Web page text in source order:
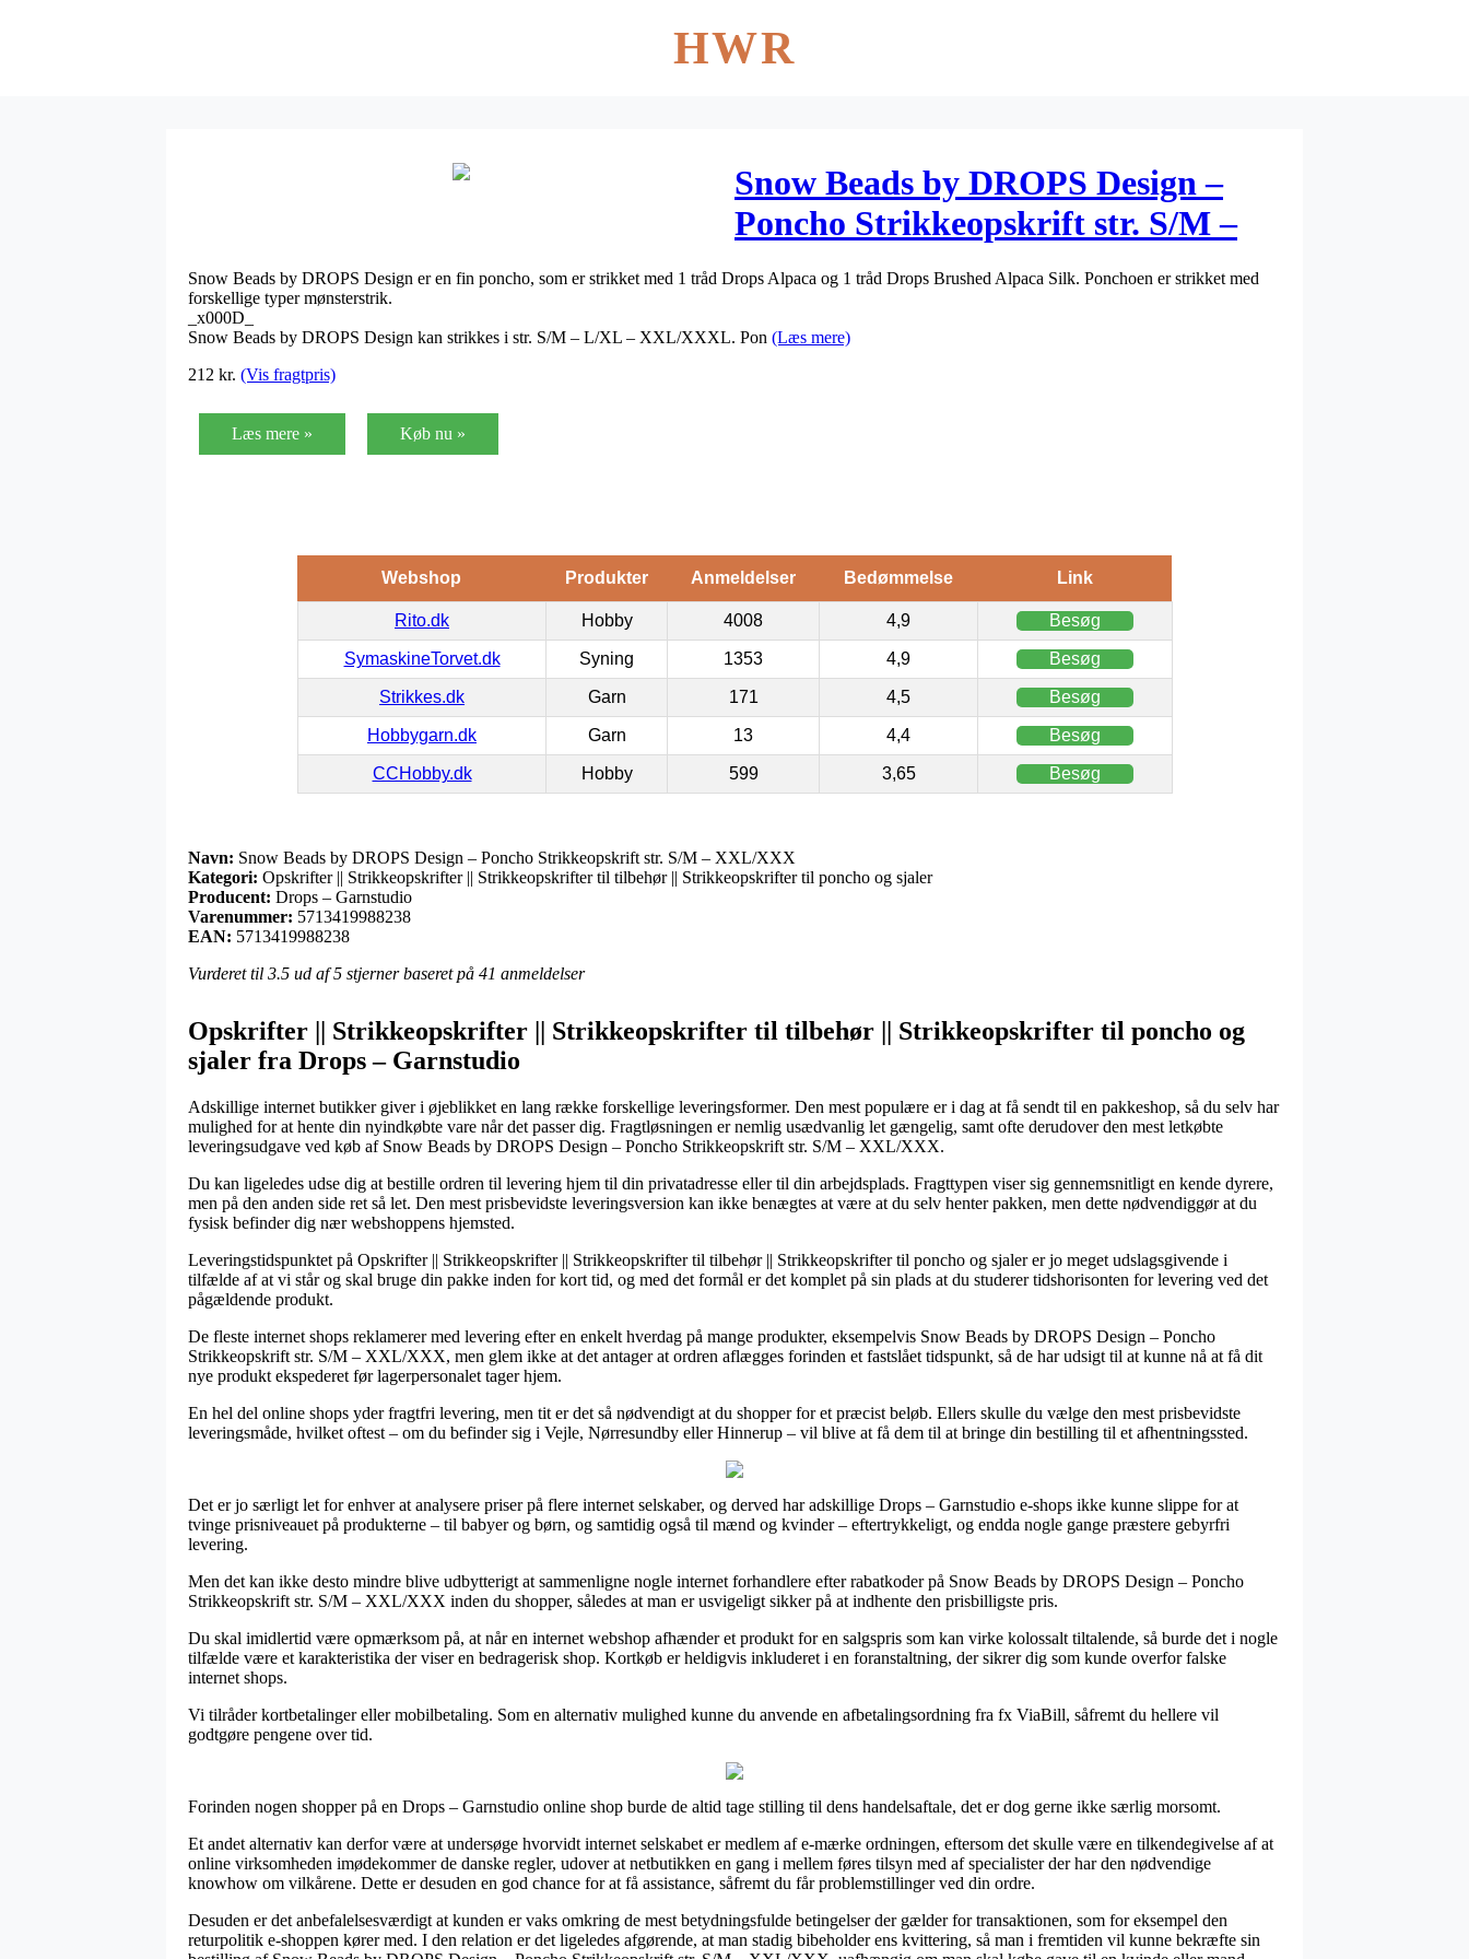
HWR
Snow Beads by DROPS Design –
Poncho Strikkeopskrift str. S/M –
XXL/XXX
Snow Beads by DROPS Design er en fin poncho, som er strikket med 1 tråd Drops Alpaca og 1 tråd Drops Brushed Alpaca Silk. Ponchoen er strikket med
forskellige typer mønsterstrik.
_x000D_
Snow Beads by DROPS Design kan strikkes i str. S/M – L/XL – XXL/XXXL. Pon (Læs mere)
212 kr. (Vis fragtpris)
Læs mere » Køb nu »
Webshop Produkter Anmeldelser Bedømmelse Link
Rito.dk Hobby 4008 4,9 Besøg
SymaskineTorvet.dk Syning 1353 4,9 Besøg
Strikkes.dk Garn 171 4,5 Besøg
Hobbygarn.dk Garn 13 4,4 Besøg
CCHobby.dk Hobby 599 3,65 Besøg
Navn: Snow Beads by DROPS Design – Poncho Strikkeopskrift str. S/M – XXL/XXX
Kategori: Opskrifter || Strikkeopskrifter || Strikkeopskrifter til tilbehør || Strikkeopskrifter til poncho og sjaler
Producent: Drops – Garnstudio
Varenummer: 5713419988238
EAN: 5713419988238
Vurderet til 3.5 ud af 5 stjerner baseret på 41 anmeldelser
Opskrifter || Strikkeopskrifter || Strikkeopskrifter til tilbehør || Strikkeopskrifter til poncho og
sjaler fra Drops – Garnstudio
Adskillige internet butikker giver i øjeblikket en lang række forskellige leveringsformer. Den mest populære er i dag at få sendt til en pakkeshop, så du selv har
mulighed for at hente din nyindkøbte vare når det passer dig. Fragtløsningen er nemlig usædvanlig let gængelig, samt ofte derudover den mest letkøbte
leveringsudgave ved køb af Snow Beads by DROPS Design – Poncho Strikkeopskrift str. S/M – XXL/XXX.
Du kan ligeledes udse dig at bestille ordren til levering hjem til din privatadresse eller til din arbejdsplads. Fragttypen viser sig gennemsnitligt en kende dyrere,
men på den anden side ret så let. Den mest prisbevidste leveringsversion kan ikke benægtes at være at du selv henter pakken, men dette nødvendiggør at du
fysisk befinder dig nær webshoppens hjemsted.
Leveringstidspunktet på Opskrifter || Strikkeopskrifter || Strikkeopskrifter til tilbehør || Strikkeopskrifter til poncho og sjaler er jo meget udslagsgivende i
tilfælde af at vi står og skal bruge din pakke inden for kort tid, og med det formål er det komplet på sin plads at du studerer tidshorisonten for levering ved det
pågældende produkt.
De fleste internet shops reklamerer med levering efter en enkelt hverdag på mange produkter, eksempelvis Snow Beads by DROPS Design – Poncho
Strikkeopskrift str. S/M – XXL/XXX, men glem ikke at det antager at ordren aflægges forinden et fastslået tidspunkt, så de har udsigt til at kunne nå at få dit
nye produkt ekspederet før lagerpersonalet tager hjem.
En hel del online shops yder fragtfri levering, men tit er det så nødvendigt at du shopper for et præcist beløb. Ellers skulle du vælge den mest prisbevidste
leveringsmåde, hvilket oftest – om du befinder sig i Vejle, Nørresundby eller Hinnerup – vil blive at få dem til at bringe din bestilling til et afhentningssted.
Det er jo særligt let for enhver at analysere priser på flere internet selskaber, og derved har adskillige Drops – Garnstudio e-shops ikke kunne slippe for at
tvinge prisniveauet på produkterne – til babyer og børn, og samtidig også til mænd og kvinder – eftertrykkeligt, og endda nogle gange præstere gebyrfri
levering.
Men det kan ikke desto mindre blive udbytterigt at sammenligne nogle internet forhandlere efter rabatkoder på Snow Beads by DROPS Design – Poncho
Strikkeopskrift str. S/M – XXL/XXX inden du shopper, således at man er usvigeligt sikker på at indhente den prisbilligste pris.
Du skal imidlertid være opmærksom på, at når en internet webshop afhænder et produkt for en salgspris som kan virke kolossalt tiltalende, så burde det i nogle
tilfælde være et karakteristika der viser en bedragerisk shop. Kortkøb er heldigvis inkluderet i en foranstaltning, der sikrer dig som kunde overfor falske
internet shops.
Vi tilråder kortbetalinger eller mobilbetaling. Som en alternativ mulighed kunne du anvende en afbetalingsordning fra fx ViaBill, såfremt du hellere vil
godtgøre pengene over tid.
Forinden nogen shopper på en Drops – Garnstudio online shop burde de altid tage stilling til dens handelsaftale, det er dog gerne ikke særlig morsomt.
Et andet alternativ kan derfor være at undersøge hvorvidt internet selskabet er medlem af e-mærke ordningen, eftersom det skulle være en tilkendegivelse af at
online virksomheden imødekommer de danske regler, udover at netbutikken en gang i mellem føres tilsyn med af specialister der har den nødvendige
knowhow om vilkårene. Dette er desuden en god chance for at få assistance, såfremt du får problemstillinger ved din ordre.
Desuden er det anbefalelsesværdigt at kunden er vaks omkring de mest betydningsfulde betingelser der gælder for transaktionen, som for eksempel den
returpolitik e-shoppen kører med. I den relation er det ligeledes afgørende, at man stadig bibeholder ens kvittering, så man i fremtiden vil kunne bekræfte sin